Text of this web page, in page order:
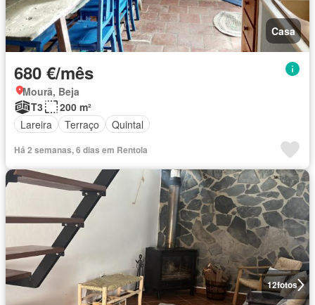
Casa
680 €/mês
Mourã, Beja
T3
200 m²
Lareira
Terraço Quintal
Há 2 semanas, 6 dias em Rentola
12fotos